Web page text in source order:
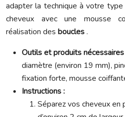
adapter la technique à votre
cheveux avec une mousse
réalisation des boucles.
Outils et produits nécessaires
diamètre (environ 19 mm),
fixation forte, mousse
Instructions :
Séparez vos cheveux en